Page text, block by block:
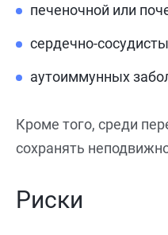
печеночной или
сердечно-
аутоиммунных
Кроме того, среди
сохранять
Риски